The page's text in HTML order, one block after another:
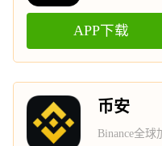
APP下载
币安
Binance全